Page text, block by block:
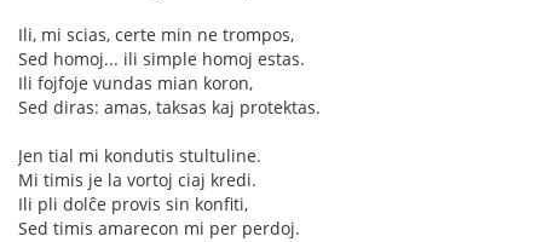
Ili, mi scias, certe min ne trompos,
Sed homoj... ili simple homoj estas.
Ili fojfoje vundas mian koron,
Sed diras: amas, taksas kaj protektas.
Jen tial mi kondutis stultuline.
Mi timis je la vortoj ciaj kredi.
Ili pli dolĉe provis sin konfiti,
Sed timis amarecon mi per perdoj.